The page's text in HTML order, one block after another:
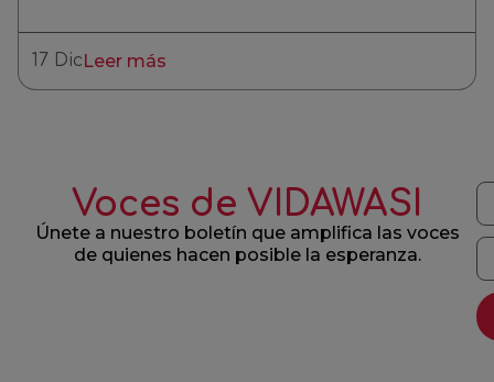
17 DicLeer más
Voces de VIDAWASI
Únete a nuestro boletín que amplifica las voces
de quienes hacen posible la esperanza.